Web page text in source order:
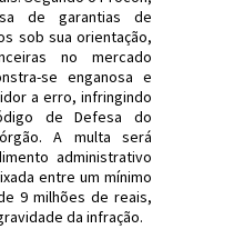
de garantias de
sob sua orientação,
no mercado
se enganosa e
a erro, infringindo
de Defesa do
A multa será
administrativo
entre um mínimo
9 milhões de reais,
da infração.